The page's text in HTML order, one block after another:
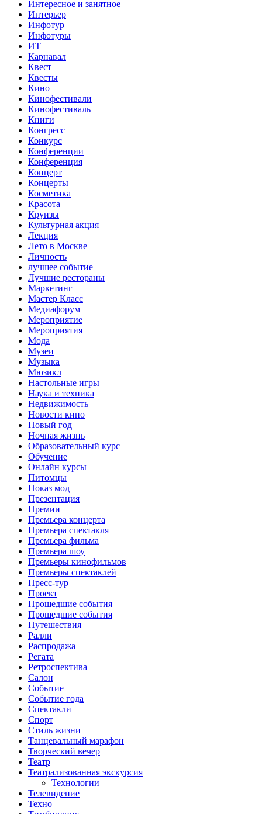
Интересное и занятное
Интерьер
Инфотур
Инфотуры
ИТ
Карнавал
Квест
Квесты
Кино
Кинофестивали
Кинофестиваль
Книги
Конгресс
Конкурс
Конференции
Конференция
Концерт
Концерты
Косметика
Красота
Круизы
Культурная акция
Лекция
Лето в Москве
Личность
лучшее событие
Лучшие рестораны
Маркетинг
Мастер Класс
Медиафорум
Мероприятие
Мероприятия
Мода
Музеи
Музыка
Мюзикл
Настольные игры
Наука и техника
Недвижимость
Новости кино
Новый год
Ночная жизнь
Образовательный курс
Обучение
Онлайн курсы
Питомцы
Показ мод
Презентация
Премии
Премьера концерта
Премьера спектакля
Премьера фильма
Премьера шоу
Премьеры кинофильмов
Премьеры спектаклей
Пресс-тур
Проект
Прошедшие события
Прошедшие события
Путешествия
Ралли
Распродажа
Регата
Ретроспектива
Салон
Событие
Событие года
Спектакли
Спорт
Стиль жизни
Танцевальный марафон
Творческий вечер
Театр
Театрализованная экскурсия
Технологии
Телевидение
Техно